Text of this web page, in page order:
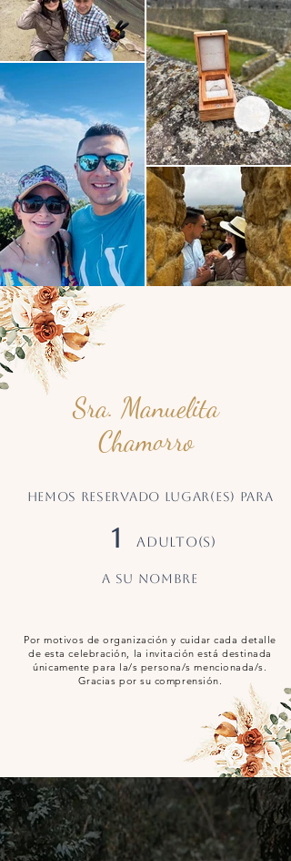
Sra. Manuelita
Chamorro
Hemos reservado LUGAR(ES) PARA
1 ADULTO(S)
a su nombre
Por motivos de organización y cuidar cada detalle
de esta celebración, la invitación está destinada
únicamente para la/s persona/s mencionada/s.
Gracias por su comprensión.